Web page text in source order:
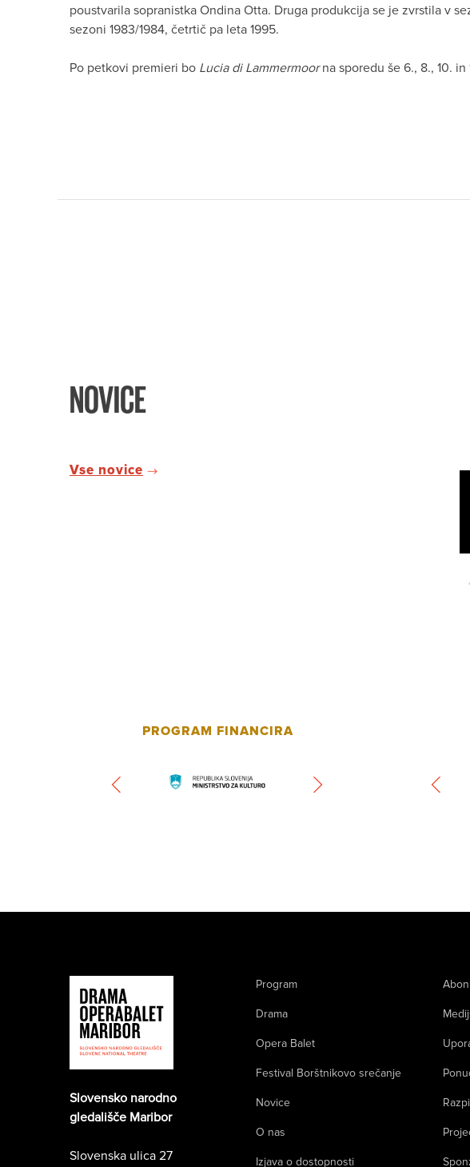
poustvarila sopranistka Ondina Otta. Druga produkcija se je zvrstila v
sezoni 1983/1984, četrtič pa leta 1995.
Po petkovi premieri bo Lucia di Lammermoorna sporedu še 6., 8., 10. in
NOVICE
Vse novice
PROGRAM FINANCIRA
Slovensko narodno
gledališče Maribor
Slovenska ulica 27
Program
Drama
Opera Balet
Festival Borštnikovo srečanje
Novice
O nas
Izjava o dostopnosti